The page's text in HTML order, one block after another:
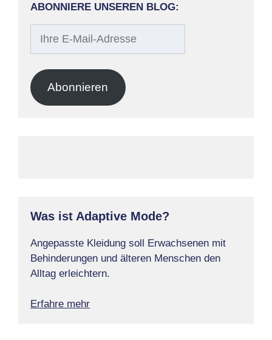
ABONNIERE UNSEREN BLOG:
Adresse
Abonnieren
Was ist Adaptive Mode?
Angepasste Kleidung soll Erwachsenen mit
Behinderungen und älteren Menschen den
Alltag erleichtern.
Erfahre mehr